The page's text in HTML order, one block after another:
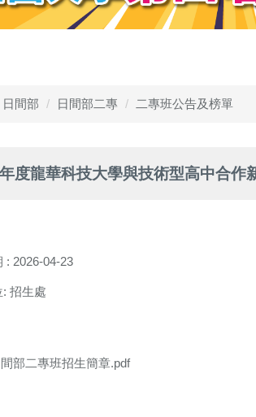
日間部 日間部二專 二專班公告及榜單
度龍華科技大學與技術型高中合作
: 2026-04-23
: 招生處
部二專班招生簡章.pdf